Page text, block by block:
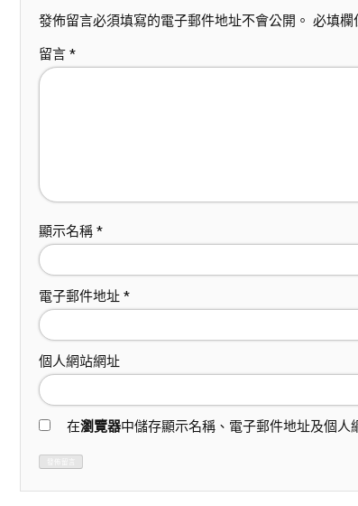
發佈留言必須填寫的電子郵件地址不會公開。 必填欄
留言 *
顯示名稱 *
電子郵件地址 *
個人網站網址
在瀏覽器中儲存顯示名稱、電子郵件地址及個人